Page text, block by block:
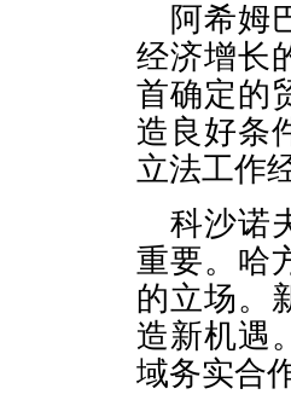
阿希姆
经济增长
首确定的
造良好条
立法工作
科沙诺
重要。哈
的立场。
造新机遇
域务实合